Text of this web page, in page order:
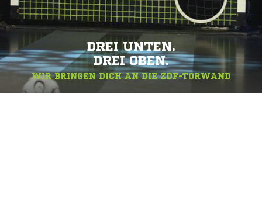
DREI UNTEN.
DREI OBEN.
WIR BRINGEN DICH AN DIE ZDF-TORWAND